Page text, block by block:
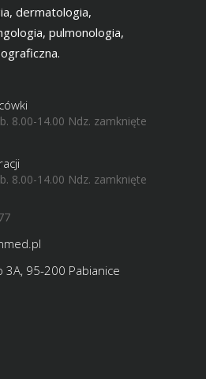
dermatologia,
pulmonologia,
8.00-14.00 Ndz. zamknięte
8.00-14.00 Ndz. zamknięte
3A, 95-200 Pabianice